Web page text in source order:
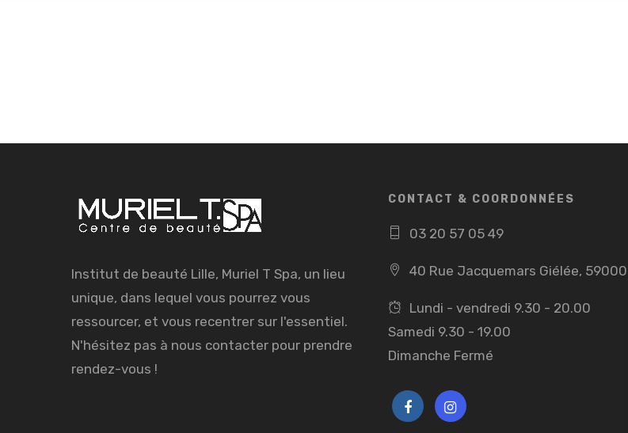
Institut de beauté Lille, Muriel T Spa, un lieu
unique, dans lequel vous pourrez vous
ressourcer, et vous recentrer sur l'essentiel.
N'hésitez pas à nous contacter pour prendre
rendez-vous !
CONTACT & COORDONNÉES
03 20 57 05 49
40 Rue Jacquemars Giélée,
Lundi - vendredi 9.30 - 20.00
Samedi 9.30 - 19.00
Dimanche Fermé